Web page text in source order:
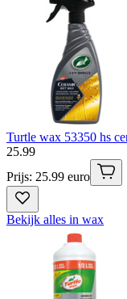
Turtle wax 53350 hs
25.99
Prijs: 25.99 euro
Bekijk alles in wax